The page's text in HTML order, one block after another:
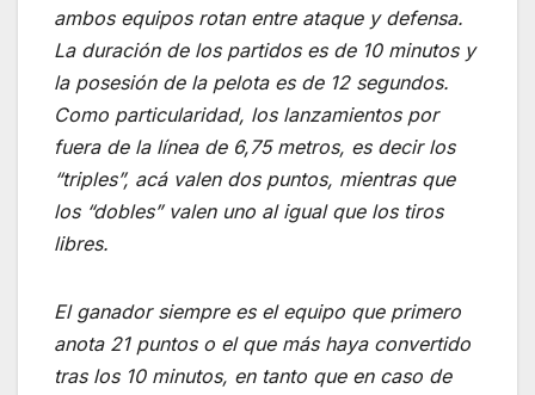
ambos equipos rotan entre ataque y defensa.
La duración de los partidos es de 10 minutos y
la posesión de la pelota es de 12 segundos.
Como particularidad, los lanzamientos por
fuera de la línea de 6,75 metros, es decir los
“triples”, acá valen dos puntos, mientras que
los “dobles” valen uno al igual que los tiros
libres.
El ganador siempre es el equipo que primero
anota 21 puntos o el que más haya convertido
tras los 10 minutos, en tanto que en caso de